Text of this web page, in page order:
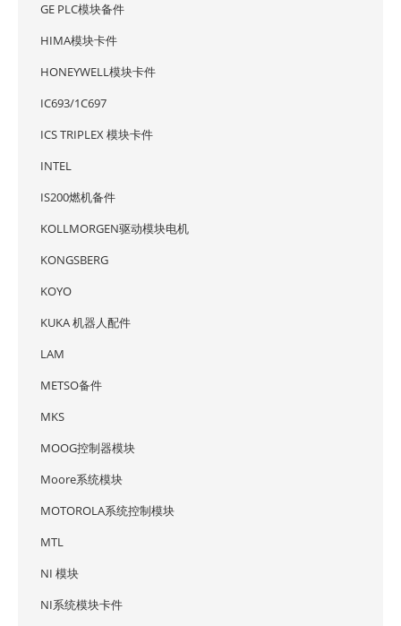
GE PLC模块备件
HIMA模块卡件
HONEYWELL模块卡件
IC693/1C697
ICS TRIPLEX 模块卡件
INTEL
IS200燃机备件
KOLLMORGEN驱动模块电机
KONGSBERG
KOYO
KUKA 机器人配件
LAM
METSO备件
MKS
MOOG控制器模块
Moore系统模块
MOTOROLA系统控制模块
MTL
NI 模块
NI系统模块卡件